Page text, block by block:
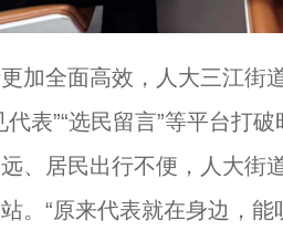
全面高效，人大三江街道
代表”“选民留言”等平台打
、居民出行不便，人大街
。“原来代表就在身边，